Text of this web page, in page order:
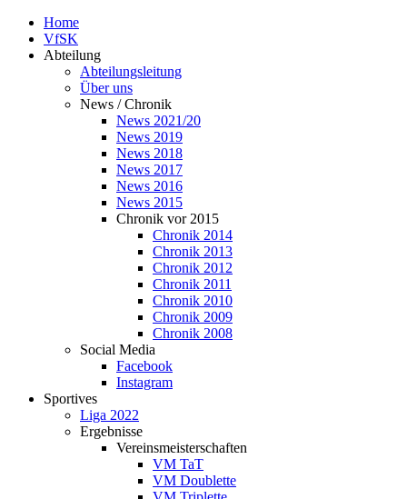
Home
VfSK
Abteilung
Abteilungsleitung
Über uns
News / Chronik
News 2021/20
News 2019
News 2018
News 2017
News 2016
News 2015
Chronik vor 2015
Chronik 2014
Chronik 2013
Chronik 2012
Chronik 2011
Chronik 2010
Chronik 2009
Chronik 2008
Social Media
Facebook
Instagram
Sportives
Liga 2022
Ergebnisse
Vereinsmeisterschaften
VM TaT
VM Doublette